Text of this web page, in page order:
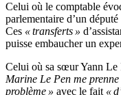
Celui où le comptable
parlementaire d’un député
Ces « transferts »
puisse embaucher un
Celui où sa sœur Yann Le
Marine Le Pen me prenne
problème » avec le fait «